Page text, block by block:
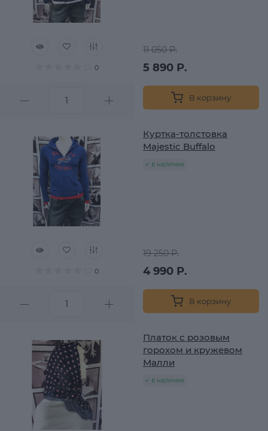
0
11 050 Р.
5 890 Р.
В корзину
0
Куртка-толстовка
Majestic Buffalo
в наличии
19 250 Р.
4 990 Р.
В корзину
Платок с розовым
горохом и кружевом
Малли
в наличии